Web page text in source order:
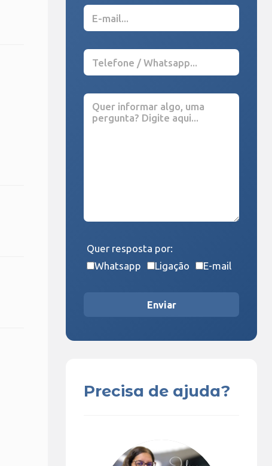
Quer resposta por:
Whatsapp
Ligação E-mail
Enviar
Precisa de ajuda?